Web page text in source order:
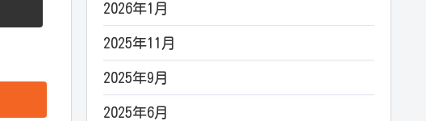
2026年1月
2025年11月
2025年9月
2025年6月